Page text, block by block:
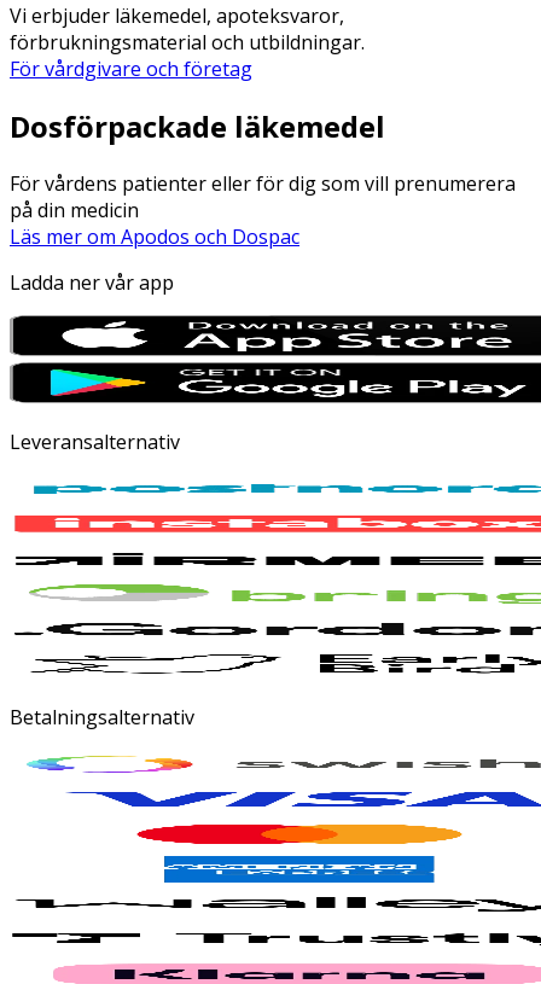
Vi erbjuder läkemedel, apoteksvaror,
förbrukningsmaterial och utbildningar.
För vårdgivare och företag
Dosförpackade läkemedel
För vårdens patienter eller för dig som vill prenumerera
på din medicin
Läs mer om Apodos och Dospac
Ladda ner vår app
Leveransalternativ
Betalningsalternativ